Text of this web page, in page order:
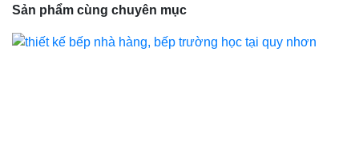
Sản phẩm cùng chuyên mục